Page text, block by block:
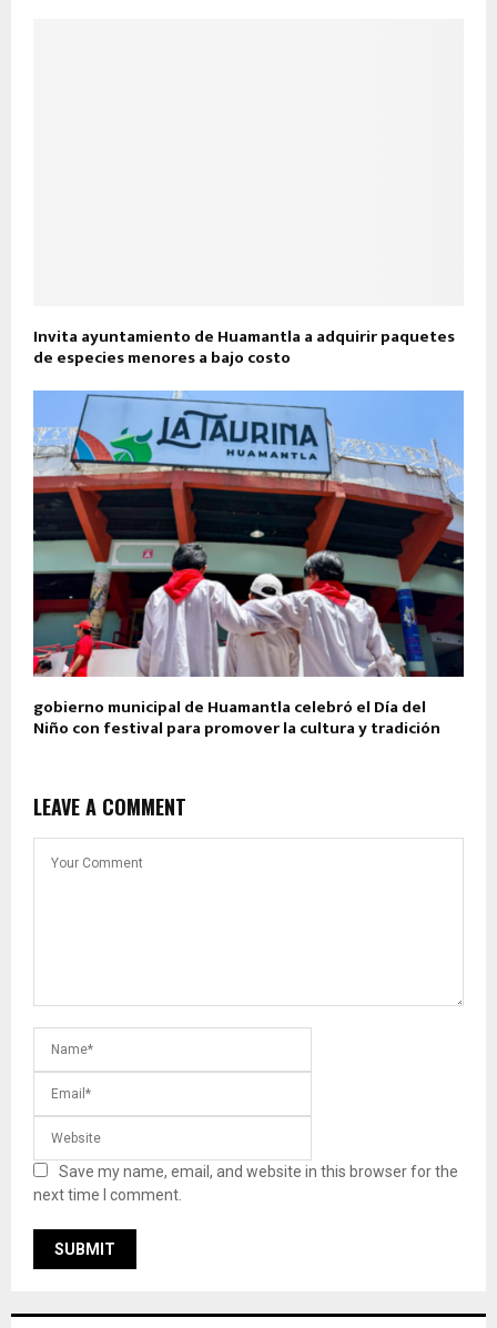
Invita ayuntamiento de Huamantla a adquirir paquetes
de especies menores a bajo costo
gobierno municipal de Huamantla celebró el Día del
Niño con festival para promover la cultura y tradición
LEAVE A COMMENT
Save my name, email, and website in this browser for the
next time I comment.